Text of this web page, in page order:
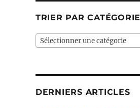
TRIER PAR CATÉGORIE
Sélectionner une catégorie
DERNIERS ARTICLES